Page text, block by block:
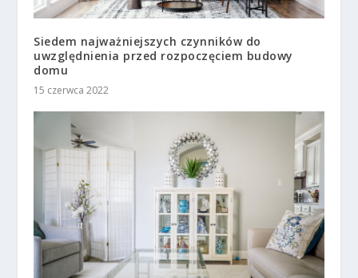
Siedem najważniejszych czynników do
uwzględnienia przed rozpoczęciem budowy
domu
15 czerwca 2022